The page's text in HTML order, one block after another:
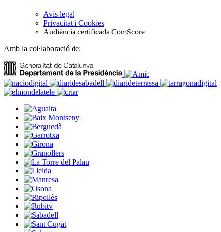
Avís legal
Privacitat i Cookies
Audiència certificada ComScore
Amb la col·laboració de: